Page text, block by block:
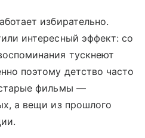
избирательно.
интересный эффект: со
тускнеют
поэтому детство часто
фильмы —
а вещи из прошлого